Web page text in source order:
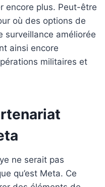
encore plus. Peut-être
où des options de
surveillance améliorée
ainsi encore
militaires et
ne serait pas
qu’est Meta. Ce